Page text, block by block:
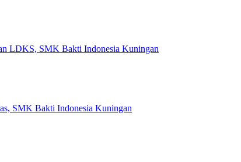
LDKS, SMK Bakti Indonesia Kuningan
SMK Bakti Indonesia Kuningan